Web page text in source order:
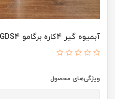
آبمیوه گیر 4کاره برگامو 3464GDS4
ویژگی‌های محصول